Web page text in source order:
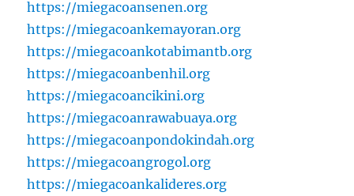
https://miegacoansenen.org
https://miegacoankemayoran.org
https://miegacoankotabimantb.org
https://miegacoanbenhil.org
https://miegacoancikini.org
https://miegacoanrawabuaya.org
https://miegacoanpondokindah.org
https://miegacoangrogol.org
https://miegacoankalideres.org